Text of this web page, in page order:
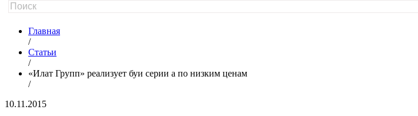
Главная
/
Статьи
/
«Илат Групп» реализует буи серии а по низким ценам
/
10.11.2015